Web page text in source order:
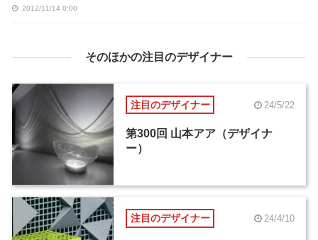
2012/11/14 0:00
そのほかの注目のデザイナー
注目のデザイナー 24/5/22
第300回 山本アア（デザイナ
ー）
注目のデザイナー 24/4/10